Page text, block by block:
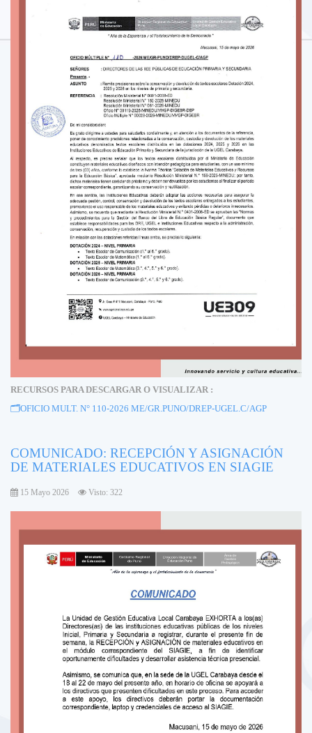
RECURSOS PARA DESCARGAR O VISUALIZAR :
🗂️OFICIO MULT. N° 110-2026 ME/GR.PUNO/DREP-UGEL.C/AGP
COMUNICADO: RECEPCIÓN Y ASIGNACIÓN
DE MATERIALES EDUCATIVOS EN SIAGIE
15 Mayo 2026 Visto: 322